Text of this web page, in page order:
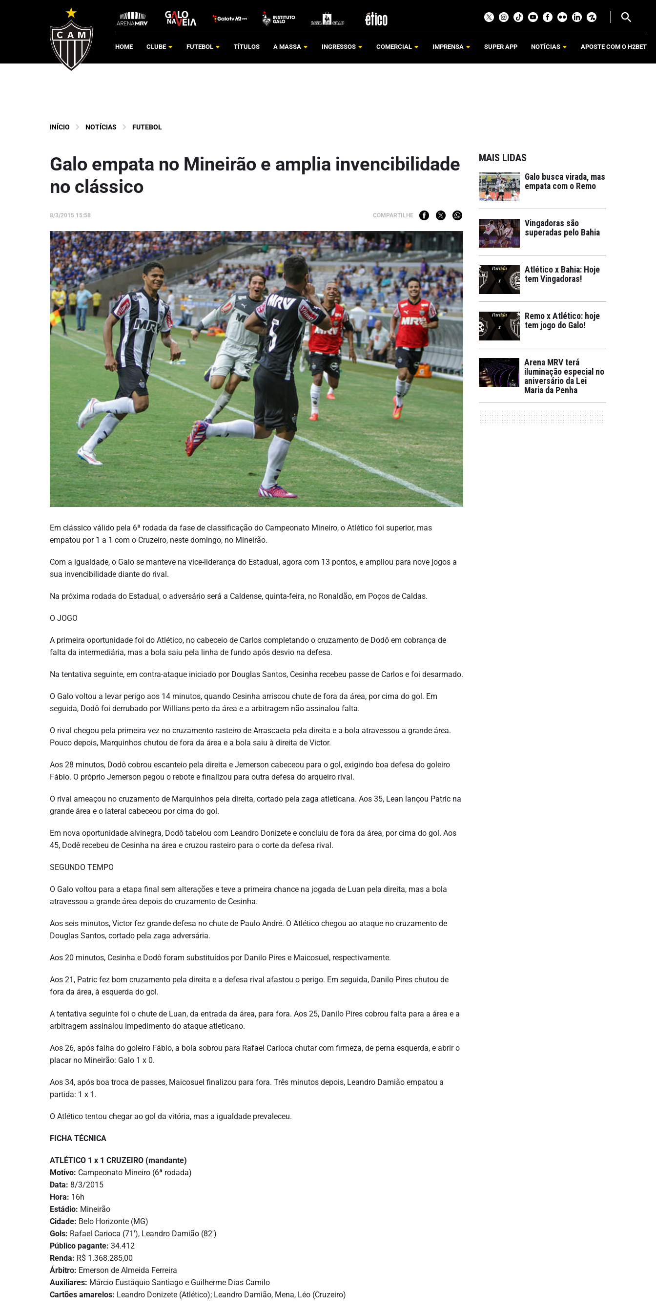
HOME CLUBE FUTEBOL TÍTULOS A MASSA INGRESSOS COMERCIAL IMPRENSA SUPER APP NOTÍCIAS APOSTE COM O H2BET
INÍCIO NOTÍCIAS FUTEBOL
Galo empata no Mineirão e amplia invencibilidade
no clássico
8/3/2015 15:58 COMPARTILHE
Em clássico válido pela 6ª rodada da fase de classificação do Campeonato Mineiro, o Atlético foi superior, mas
empatou por 1 a 1 com o Cruzeiro, neste domingo, no Mineirão.
Com a igualdade, o Galo se manteve na vice-liderança do Estadual, agora com 13 pontos, e ampliou para nove jogos a
sua invencibilidade diante do rival.
Na próxima rodada do Estadual, o adversário será a Caldense, quinta-feira, no Ronaldão, em Poços de Caldas.
O JOGO
A primeira oportunidade foi do Atlético, no cabeceio de Carlos completando o cruzamento de Dodô em cobrança de
falta da intermediária, mas a bola saiu pela linha de fundo após desvio na defesa.
Na tentativa seguinte, em contra-ataque iniciado por Douglas Santos, Cesinha recebeu passe de Carlos e foi desarmado.
O Galo voltou a levar perigo aos 14 minutos, quando Cesinha arriscou chute de fora da área, por cima do gol. Em
seguida, Dodô foi derrubado por Willians perto da área e a arbitragem não assinalou falta.
O rival chegou pela primeira vez no cruzamento rasteiro de Arrascaeta pela direita e a bola atravessou a grande área.
Pouco depois, Marquinhos chutou de fora da área e a bola saiu à direita de Victor.
Aos 28 minutos, Dodô cobrou escanteio pela direita e Jemerson cabeceou para o gol, exigindo boa defesa do goleiro
Fábio. O próprio Jemerson pegou o rebote e finalizou para outra defesa do arqueiro rival.
O rival ameaçou no cruzamento de Marquinhos pela direita, cortado pela zaga atleticana. Aos 35, Lean lançou Patric na
grande área e o lateral cabeceou por cima do gol.
Em nova oportunidade alvinegra, Dodô tabelou com Leandro Donizete e concluiu de fora da área, por cima do gol. Aos
45, Dodê recebeu de Cesinha na área e cruzou rasteiro para o corte da defesa rival.
SEGUNDO TEMPO
O Galo voltou para a etapa final sem alterações e teve a primeira chance na jogada de Luan pela direita, mas a bola
atravessou a grande área depois do cruzamento de Cesinha.
Aos seis minutos, Victor fez grande defesa no chute de Paulo André. O Atlético chegou ao ataque no cruzamento de
Douglas Santos, cortado pela zaga adversária.
Aos 20 minutos, Cesinha e Dodô foram substituídos por Danilo Pires e Maicosuel, respectivamente.
Aos 21, Patric fez bom cruzamento pela direita e a defesa rival afastou o perigo. Em seguida, Danilo Pires chutou de
fora da área, à esquerda do gol.
A tentativa seguinte foi o chute de Luan, da entrada da área, para fora. Aos 25, Danilo Pires cobrou falta para a área e a
arbitragem assinalou impedimento do ataque atleticano.
Aos 26, após falha do goleiro Fábio, a bola sobrou para Rafael Carioca chutar com firmeza, de perna esquerda, e abrir o
placar no Mineirão: Galo 1 x 0.
Aos 34, após boa troca de passes, Maicosuel finalizou para fora. Três minutos depois, Leandro Damião empatou a
partida: 1 x 1.
O Atlético tentou chegar ao gol da vitória, mas a igualdade prevaleceu.
FICHA TÉCNICA
ATLÉTICO 1 x 1 CRUZEIRO (mandante)
Motivo: Campeonato Mineiro (6ª rodada)
Data: 8/3/2015
Hora: 16h
Estádio: Mineirão
Cidade: Belo Horizonte (MG)
Gols: Rafael Carioca (71′), Leandro Damião (82′)
Público pagante: 34.412
Renda: R$ 1.368.285,00
Árbitro: Emerson de Almeida Ferreira
Auxiliares: Márcio Eustáquio Santiago e Guilherme Dias Camilo
Cartões amarelos: Leandro Donizete (Atlético); Leandro Damião, Mena, Léo (Cruzeiro)
MAIS LIDAS
Galo busca virada, mas
empata com o Remo
Vingadoras são
superadas pelo Bahia
Atlético x Bahia: Hoje
tem Vingadoras!
Remo x Atlético: hoje
tem jogo do Galo!
Arena MRV terá
iluminação especial no
aniversário da Lei
Maria da Penha